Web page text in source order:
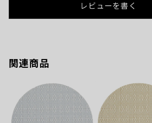
レビューを書く
関連商品